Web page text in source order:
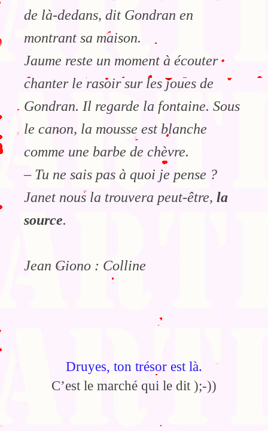
de là-dedans, dit Gondran en
montrant sa maison.
Jaume reste un moment à écouter
chanter le rasoir sur les joues de
Gondran. Il regarde la fontaine. Sous
le canon, la mousse est blanche
comme une barbe de chèvre.
– Tu ne sais pas à quoi je pense ?
Janet nous la trouvera peut-être, la
source.
Jean Giono : Colline
Druyes, ton trésor est là.
C’est le marché qui le dit );-))